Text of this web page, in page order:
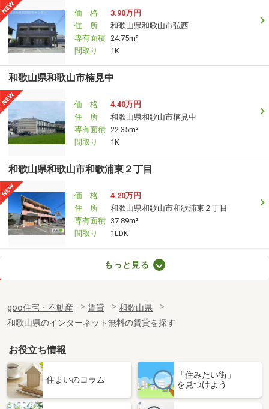
価 格
3.90万円
住 所
和歌山県和歌山市弘西
専有面積 24.75m²
間取り
1K
和歌山県和歌山市楠見中
価 格
4.40万円
住 所
和歌山県和歌山市楠見中
専有面積 22.35m²
間取り
1K
和歌山県和歌山市和歌浦東２丁目
価 格
4.20万円
住 所
和歌山県和歌山市和歌浦東２丁目
専有面積 37.89m²
間取り
1LDK
専有面積
57.39m²
間取り
2DK
和歌山県和歌山市内原
価 格
3.90万円
和歌山県和歌山市内原
専有面積 23.18m²
もっと見る
goo住宅・不動産 賃貸
和歌山県
和歌山県のインターネット無料の賃貸を探す
お役立ち情報
住まいのコラム
「住みたい街」
を見つけよう